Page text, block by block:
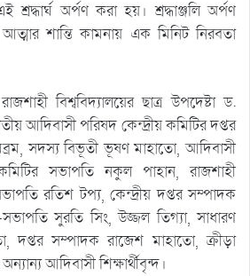
অর্পণ করা হয়। শ্রদ্ধাঞ্জলি অর্পণ
শান্তি কামনায় এক মিনিট নিরবতা
বিশ্ববিদ্যালয়ের ছাত্র উপদেষ্টা ড.
আদিবাসী পরিষদ কেন্দ্রীয় কমিটির দপ্তর
সদস্য বিভূতী ভূষণ মাহাতো, আদিবাসী
সভাপতি নকুল পাহান, রাজশাহী
রতিশ টপ্য, কেন্দ্রীয় দপ্তর সম্পাদক
সুরতি সিং, উজ্জল তিগ্যা, সাধারণ
দপ্তর সম্পাদক রাজেশ মাহাতো, ক্রীড়া
আদিবাসী শিক্ষার্থীবৃন্দ।